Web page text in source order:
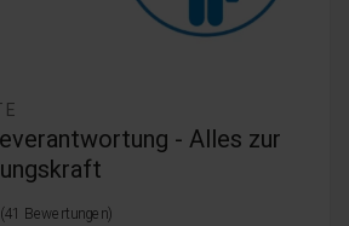
- Alles zur
(41 Bewertungen)